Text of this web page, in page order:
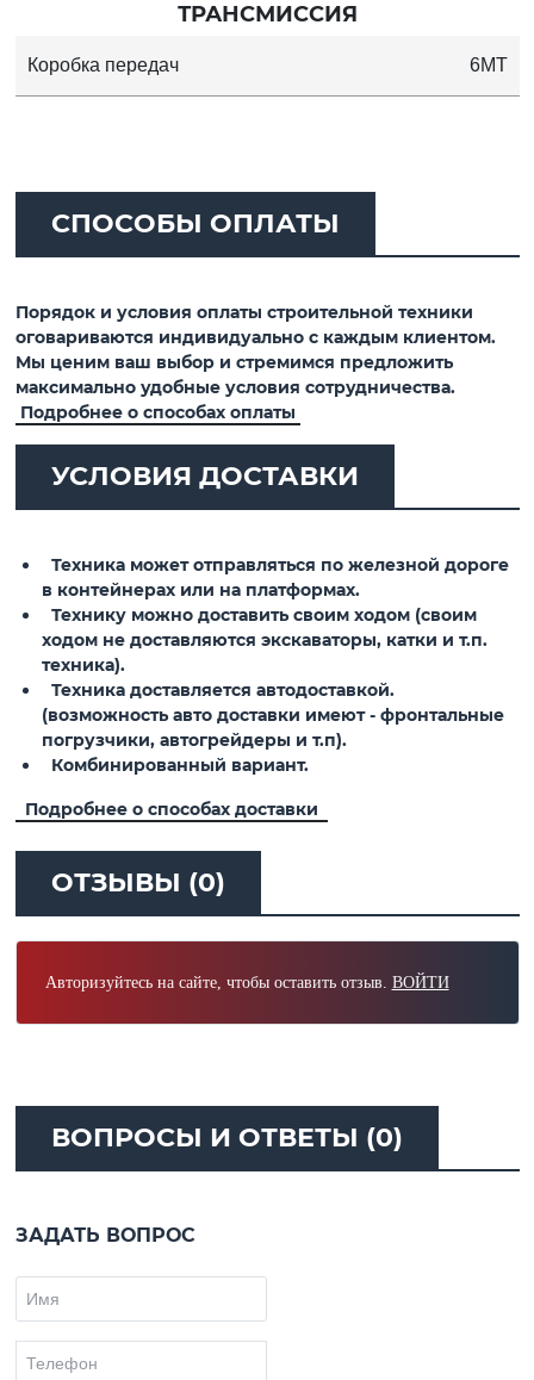
ТРАНСМИССИЯ
Коробка передач 6MT
СПОСОБЫ ОПЛАТЫ
Порядок и условия оплаты строительной техники
оговариваются индивидуально с каждым клиентом.
Мы ценим ваш выбор и стремимся предложить
максимально удобные условия сотрудничества.
Подробнее о способах оплаты
УСЛОВИЯ ДОСТАВКИ
Техника может отправляться по железной дороге
в контейнерах или на платформах.
Технику можно доставить своим ходом (своим
ходом не доставляются экскаваторы, катки и т.п.
техника).
Техника доставляется автодоставкой.
(возможность авто доставки имеют - фронтальные
погрузчики, автогрейдеры и т.п).
Комбинированный вариант.
Подробнее о способах доставки
ОТЗЫВЫ (0)
Авторизуйтесь на сайте, чтобы оставить отзыв. ВОЙТИ
ВОПРОСЫ И ОТВЕТЫ (0)
ЗАДАТЬ ВОПРОС